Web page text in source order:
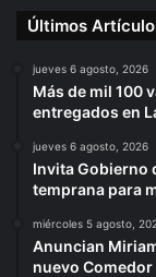
Últimos
jueves 6 agosto, 2026
Más de mil 100
entregados en
jueves 6 agosto, 2026
Invita Gobierno
temprana para
miércoles 5 agosto,
Anuncian
nuevo